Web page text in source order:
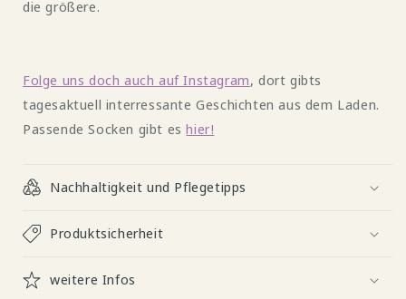
die größere.
Folge uns doch auch auf Instagram, dort gibts
tagesaktuell interressante Geschichten aus dem Laden.
Passende Socken gibt eshier!
Nachhaltigkeit und Pflegetipps
Produktsicherheit
weitere Infos